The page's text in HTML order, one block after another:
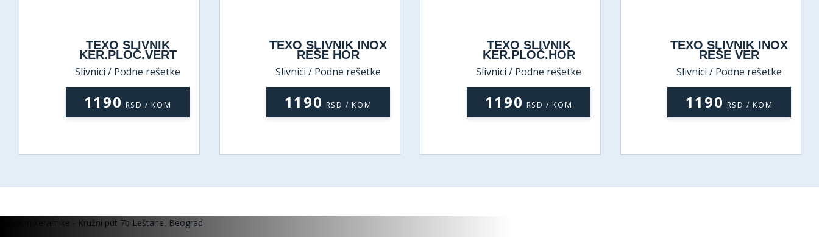
TEXO SLIVNIK
KER.PLOČ.VERT
Slivnici / Podne rešetke
1190 RSD / KOM
TEXO SLIVNIK INOX
REŠE HOR
Slivnici / Podne rešetke
1190 RSD / KOM
TEXO SLIVNIK
KER.PLOČ.HOR
Slivnici / Podne rešetke
1190 RSD / KOM
TEXO SLIVNIK INOX
REŠE VER
Slivnici / Podne rešetke
1190 RSD / KOM